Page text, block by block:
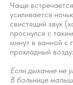
Чаще
усиливается
свистящий звук
проснулся с
минут в ванной с
прохладный
Если дыхание не
В больнице